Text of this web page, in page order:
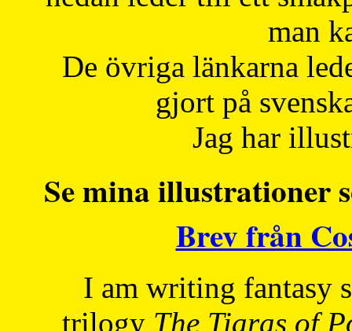
man
De övriga länkarna
gjort på
Jag har
Se mina illustrationer
Brev från
I am writing fantasy
trilogy The Tiaras of